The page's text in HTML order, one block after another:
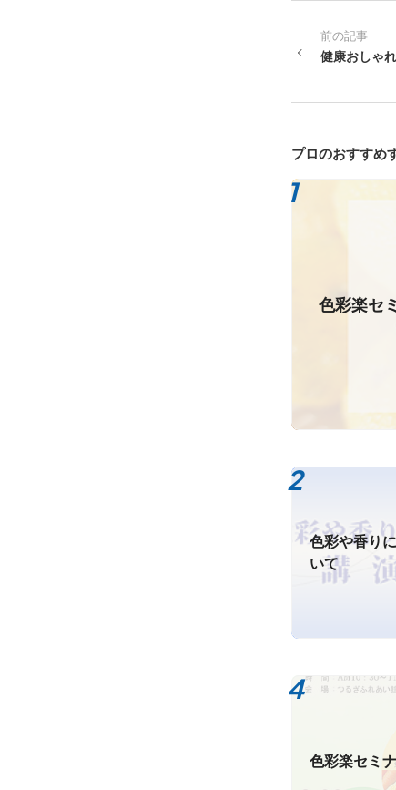
前の記事
健康おしゃ
プロのおすすめ
色彩楽セ
色彩や香り
いて
色彩楽セミ